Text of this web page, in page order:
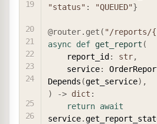
"status" : "QUEUED"}
@router. get ( "/reports/
async def get_report (
    report_id
: str,
    service
:
Depends (get_service) ,
)
-> dict :
return await
service.